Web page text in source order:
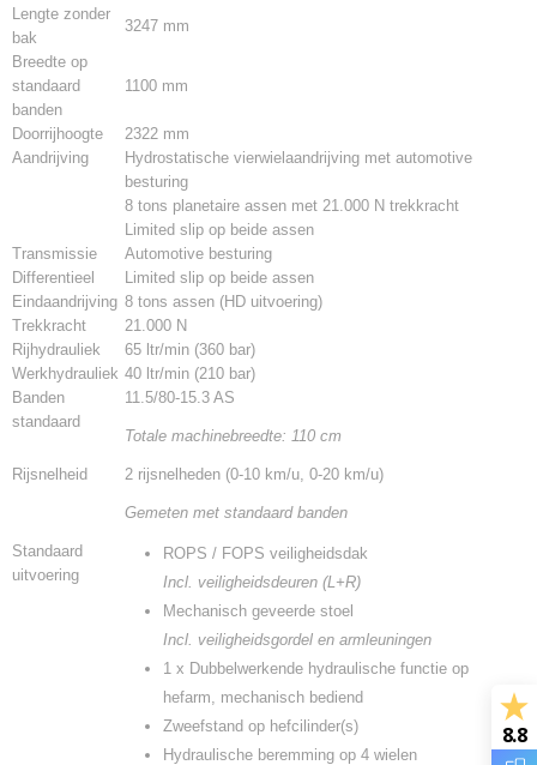
Lengte zonder
bak
3247 mm
Breedte op
standaard
banden
1100 mm
Doorrijhoogte
2322 mm
Aandrijving
Hydrostatische vierwielaandrijving met automotive
besturing
8 tons planetaire assen met 21.000 N trekkracht
Limited slip op beide assen
Transmissie
Automotive besturing
Differentieel
Limited slip op beide assen
Eindaandrijving 8 tons assen (HD uitvoering)
Trekkracht
21.000 N
Rijhydrauliek
65 ltr/min (360 bar)
Werkhydrauliek 40 ltr/min (210 bar)
Banden
standaard
11.5/80-15.3 AS
Totale machinebreedte: 110 cm
Rijsnelheid 2 rijsnelheden (0-10 km/u, 0-20 km/u)
Gemeten met standaard banden
Standaard
uitvoering
ROPS / FOPS veiligheidsdak
Incl. veiligheidsdeuren (L+R)
Mechanisch geveerde stoel
Incl. veiligheidsgordel en armleuningen
1 x Dubbelwerkende hydraulische functie op
hefarm, mechanisch bediend
Zweefstand op hefcilinder(s)
Hydraulische beremming op 4 wielen
8.8